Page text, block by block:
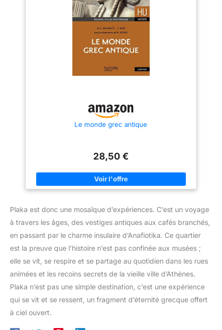
Le monde grec antique
28,50 €
Plaka est donc une mosaïque d’expériences. C’est un voyage
à travers les âges, des vestiges antiques aux cafés branchés,
en passant par le charme insulaire d’Anafiotika. Ce quartier
est la preuve que l’histoire n’est pas confinée aux musées ;
elle se vit, se respire et se partage au quotidien dans les rues
animées et les recoins secrets de la vieille ville d’Athènes.
Plaka n’est pas une simple destination, c’est une expérience
qui se vit et se ressent, un fragment d’éternité grecque offert
à ciel ouvert.